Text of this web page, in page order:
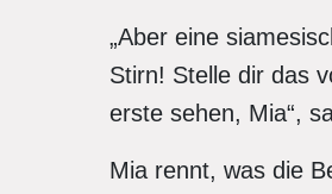
„Aber eine
Stirn! Stelle dir das
erste sehen, Mia“,
Mia rennt, was die